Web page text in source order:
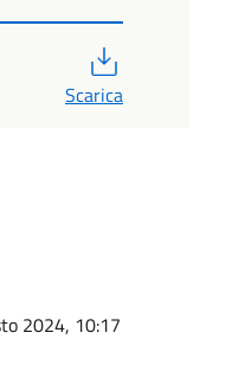
Scarica
2024, 10:17